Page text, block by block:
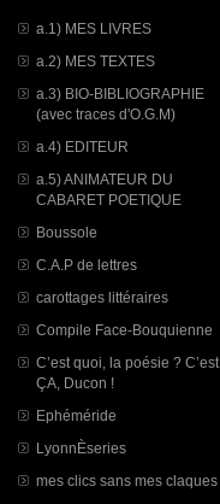
a.1) MES LIVRES
a.2) MES TEXTES
a.3) BIO-BIBLIOGRAPHIE
(avec traces d'O.G.M)
a.4) EDITEUR
a.5) ANIMATEUR DU
CABARET POETIQUE
Boussole
C.A.P de lettres
carottages littéraires
Compile Face-Bouquienne
C’est quoi, la poésie ? C’est
ÇA, Ducon !
Ephéméride
LyonnÈseries
mes clics sans mes claques